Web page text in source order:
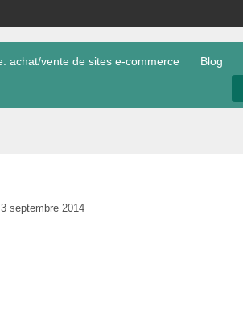
achat/vente de sites e-commerce Blog
3 septembre 2014